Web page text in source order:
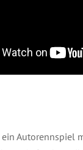
ein Autorennspiel